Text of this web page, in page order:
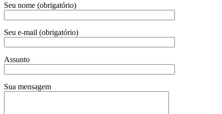
Seu nome (obrigatório)
Seu e-mail (obrigatório)
Assunto
Sua mensagem